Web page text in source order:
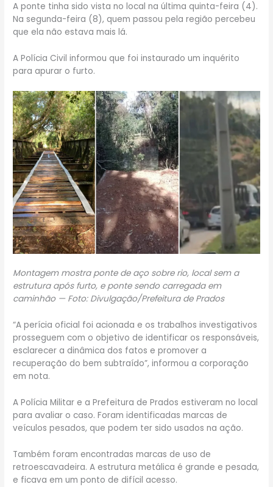
A ponte tinha sido vista no local na última quinta-feira (4).
Na segunda-feira (8), quem passou pela região percebeu
que ela não estava mais lá.
A Polícia Civil informou que foi instaurado um inquérito
para apurar o furto.
Montagem mostra ponte de aço sobre rio, local sem a
estrutura após furto, e ponte sendo carregada em
caminhão — Foto: Divulgação/Prefeitura de Prados
“A perícia oficial foi acionada e os trabalhos investigativos
prosseguem com o objetivo de identificar os responsáveis,
esclarecer a dinâmica dos fatos e promover a
recuperação do bem subtraído”, informou a corporação
em nota.
A Polícia Militar e a Prefeitura de Prados estiveram no local
para avaliar o caso. Foram identificadas marcas de
veículos pesados, que podem ter sido usados na ação.
Também foram encontradas marcas de uso de
retroescavadeira. A estrutura metálica é grande e pesada,
e ficava em um ponto de difícil acesso.